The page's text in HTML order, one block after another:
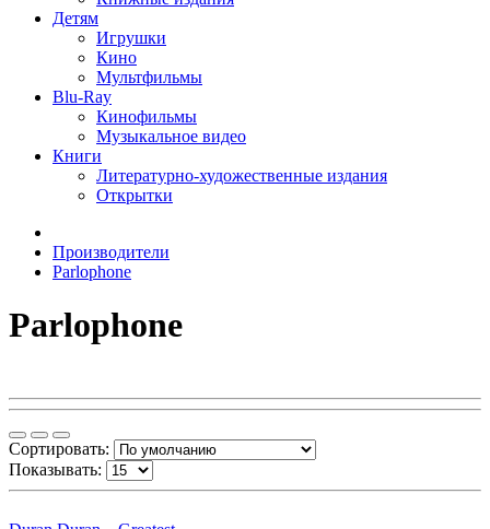
Детям
Игрушки
Кино
Мультфильмы
Blu-Ray
Кинофильмы
Музыкальное видео
Книги
Литературно-художественные издания
Открытки
Производители
Parlophone
Parlophone
Сортировать:
Показывать: